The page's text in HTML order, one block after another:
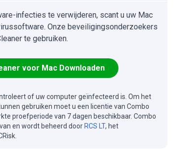
infecties te verwijderen, scant u uw Mac
Onze beveiligingsonderzoekers
te gebruiken.
voor Mac Downloaden
of uw computer geïnfecteerd is. Om het
gebruiken moet u een licentie van Combo
proefperiode van 7 dagen beschikbaar. Combo
en wordt beheerd door RCS LT, het